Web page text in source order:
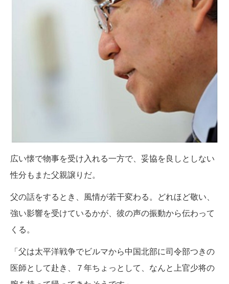
広い懐で物事を受け入れる一方で、妥協を良しとしない
性分もまた父親譲りだ。
父の話をするとき、風情が若干変わる。どれほど敬い、
強い影響を受けているかが、彼の声の振動から伝わって
くる。
「父は太平洋戦争でビルマから中国北部に司令部つきの
医師として赴き、７年ちょっとして、なんと上官少将の